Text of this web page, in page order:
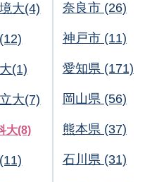
大(4)
(1)
大(7)
大(8)
奈良市 (26)
神戸市 (11)
愛知県 (171)
岡山県 (56)
熊本県 (37)
石川県 (31)